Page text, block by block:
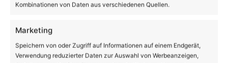
Kombinationen von Daten aus verschiedenen Quellen.
Marketing
Speichern von oder Zugriff auf Informationen auf einem Endgerät,
Verwendung reduzierter Daten zur Auswahl von Werbeanzeigen,